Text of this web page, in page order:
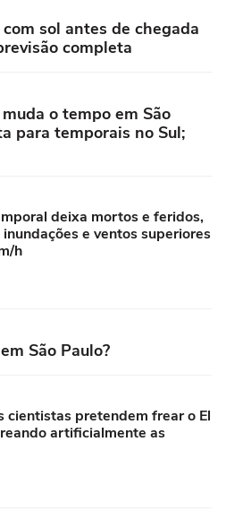
sol antes de chegada
completa
o tempo em São
para temporais no Sul;
deixa mortos e feridos,
e ventos superiores
h
São Paulo?
cientistas pretendem frear o El
artificialmente as